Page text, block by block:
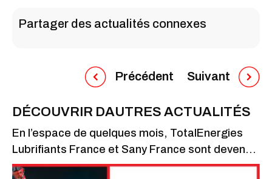
Partager des actualités connexes
Précédent Suivant
DÉCOUVRIR DAUTRES ACTUALITÉS
En l’espace de quelques mois, TotalEnergies
Lubrifiants France et Sany France sont devenus
de vrais partenaires